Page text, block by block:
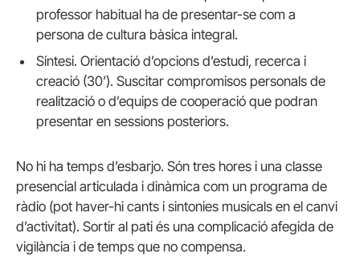
professor habitual ha de presentar-se com a
persona de cultura bàsica integral.
Síntesi. Orientació d’opcions d’estudi, recerca i
creació (30’). Suscitar compromisos personals de
realització o d’equips de cooperació que podran
presentar en sessions posteriors.
No hi ha temps d’esbarjo. Són tres hores i una classe
presencial articulada i dinàmica com un programa de
ràdio (pot haver-hi cants i sintonies musicals en el canvi
d’activitat). Sortir al pati és una complicació afegida de
vigilància i de temps que no compensa.